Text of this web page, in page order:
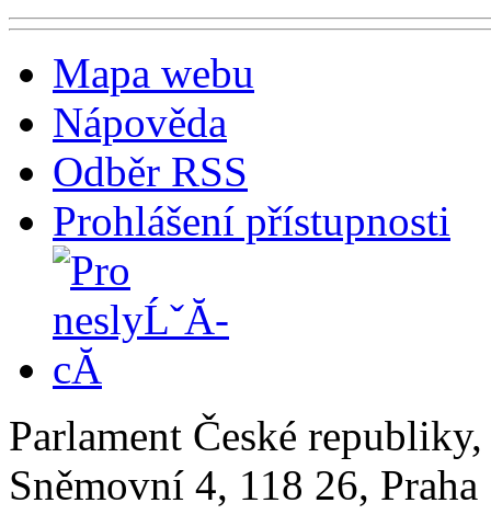
Mapa webu
Nápověda
Odběr RSS
Prohlášení přístupnosti
Parlament České
Sněmovní 4, 118 26,